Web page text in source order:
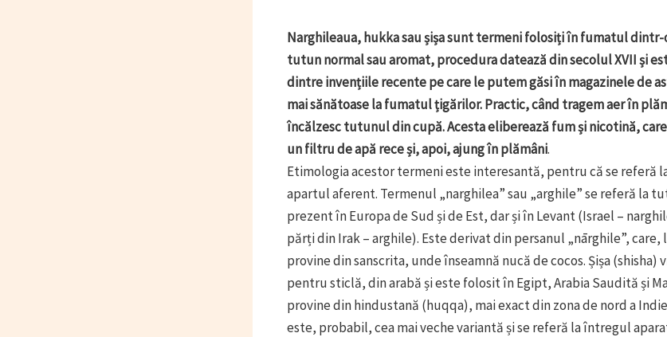
Narghileaua, hukka sau șișa sunt termeni folosiți în fumatul dintr-
tutun normal sau aromat, procedura datează din secolul XVII și
dintre invențiile recente pe care le putem găsi în magazinele de
mai sănătoase la fumatul țigărilor. Practic, când tragem aer în
încălzesc tutunul din cupă. Acesta eliberează fum și nicotină,
un filtru de apă rece și, apoi, ajung în plămâni.
Etimologia acestor termeni este interesantă, pentru că se referă
apartul aferent. Termenul „narghilea” sau „arghile” se referă la
prezent în Europa de Sud și de Est, dar și în Levant (Israel –
părți din Irak – arghile). Este derivat din persanul „nārghile”, care,
provine din sanscrita, unde înseamnă nucă de cocos. Șișa (shisha)
pentru sticlă, din arabă și este folosit în Egipt, Arabia Saudită și
provine din hindustană (huqqa), mai exact din zona de nord a
este, probabil, cea mai veche variantă și se referă la întregul